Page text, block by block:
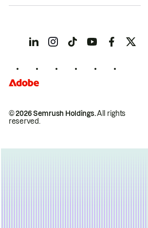
© 2026 Semrush Holdings.All rights
reserved.